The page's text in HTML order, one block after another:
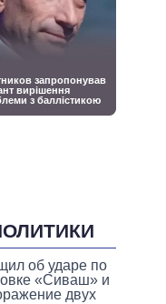
об ударе по
«Сиваш» и
двух